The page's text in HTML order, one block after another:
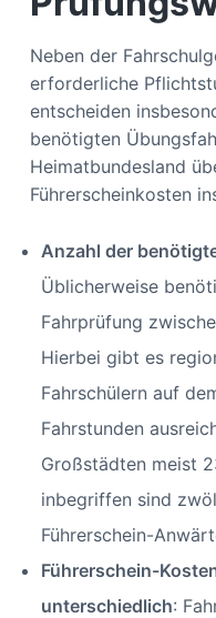
Neben der
erforderliche
entscheiden
benötigten
Heimatbundesland
Führerscheinkosten
Anzahl der
Üblicherweise
Fahrprüfung
Hierbei gibt es
Fahrschülern auf
Fahrstunden
Großstädten meist
inbegriffen sind
Führerschein-
Führerschein-
unterschiedlich: